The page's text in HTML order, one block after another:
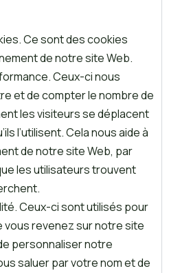
Ce sont des cookies
de notre site Web.
Ceux-ci nous
et de compter le nombre de
les visiteurs se déplacent
l’utilisent. Cela nous aide à
de notre site Web, par
les utilisateurs trouvent
Ceux-ci sont utilisés pour
revenez sur notre site
personnaliser notre
saluer par votre nom et de